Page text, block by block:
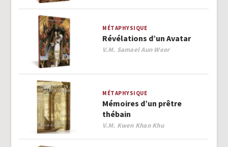
MÉTAPHYSIQUE
Révélations d’un Avatar
Author
V.M. Samael Aun Weor
MÉTAPHYSIQUE
Mémoires d’un prêtre
thébain
Author
V.M. Kwen Khan Khu